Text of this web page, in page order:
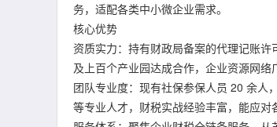
务，适配各类中小微企业需求。
核心优势
资质实力：持有财政局备案的代理记账
及上百个产业园达成合作，企业资源网络
团队专业度：现有社保参保人员 20 余人
等专业人才，财税实战经验丰富，能应对